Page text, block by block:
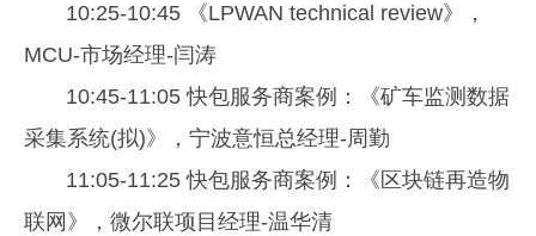
10:25-10:45 《LPWAN technical review》，
MCU-市场经理-闫涛
10:45-11:05 快包服务商案例：《矿车监测数据
采集系统(拟)》，宁波意恒总经理-周勤
11:05-11:25 快包服务商案例：《区块链再造物
联网》，微尔联项目经理-温华清